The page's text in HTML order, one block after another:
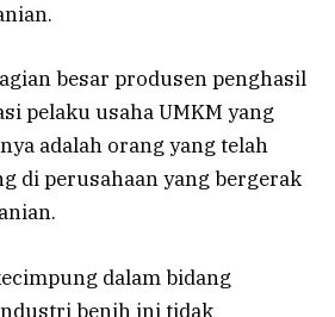
besar produsen penghasil
pelaku usaha UMKM yang
adalah orang yang telah
di perusahaan yang bergerak
dalam bidang
benih ini tidak